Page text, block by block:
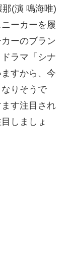
(演 鳴海唯)
ーカーを履
ーのブラン
ラマ「シナ
すから、今
りそうで
す注目され
しましょ